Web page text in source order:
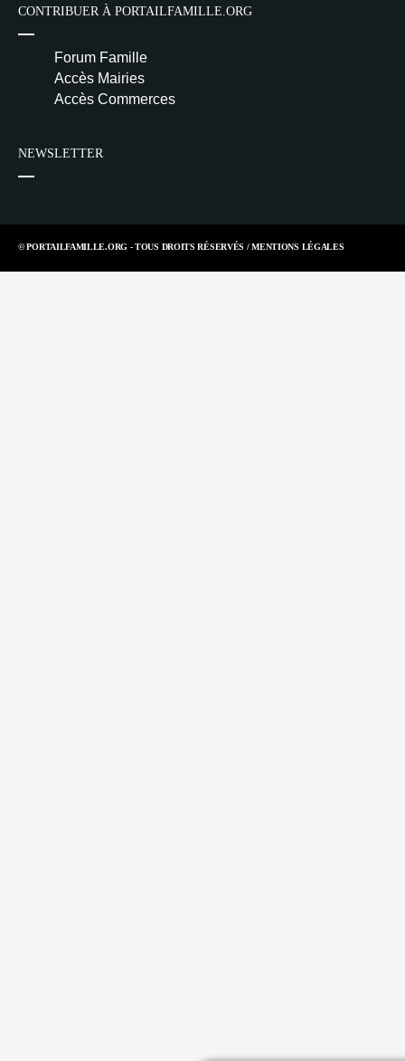
CONTRIBUER À PORTAILFAMILLE.ORG
Forum Famille
Accès Mairies
Accès Commerces
NEWSLETTER
© PORTAILFAMILLE.ORG - TOUS DROITS RÉSERVÉS /MENTIONS LÉGALES